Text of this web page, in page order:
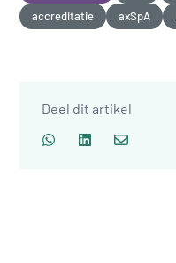
accreditatie
axSpA
Deel dit artikel